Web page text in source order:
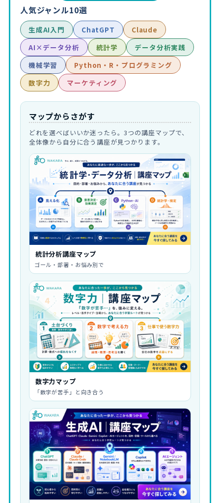
人気ジャンル10選
生成AI入門 ChatGPT
Claude
AI×データ分析
統計学
データ分析実践
機械学習
Python・R・プログラミング
数字力
マーケティング
マップからさがす
どれを選べばいいか迷ったら。3つの講座マップで、
全体像から自分に合う講座が見つかります。
統計分析講座マップ
ゴール・部署・お悩み別で
数字力マップ
「数字が苦手」と向き合う